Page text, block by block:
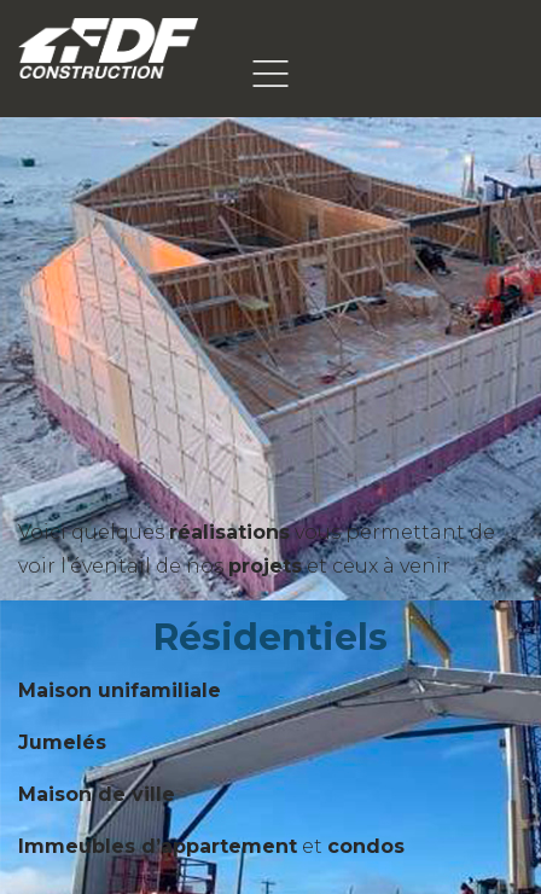
Voici quelquesréalisationsvous permettant de
voir l’éventail de nosprojetset ceux à venir
Résidentiels
Maison unifamiliale
Jumelés
Maison de ville
Immeubles d’appartement et condos